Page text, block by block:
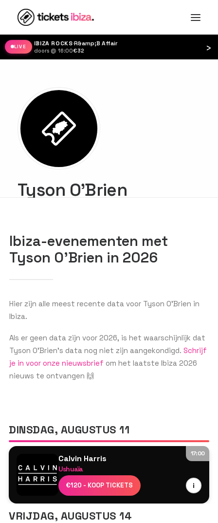
GET THE APP
LIVE IBIZA ROCKS·R&amp;B Affair
doors @ 16:00·€32 ›
Tyson O'Brien
Ibiza-evenementen met
Tyson O'Brien in 2026
Hier zijn alle meest recente data voor Tyson O'Brien in
Ibiza.
Als er geen data zijn voor 2026, is het waarschijnlijk dat
Tyson O'Brien’s data nog niet zijn aangekondigd. Schrijf
je in voor onze nieuwsbrief om het laatste Ibiza 2026
nieuws te ontvangen 🙌
DINSDAG, AUGUSTUS 11
17:00
Calvin Harris
Ushuaïa
€120 - KOOP TICKETS i
Calvin Harris
Diplo
Tyson O'Brien
VRIJDAG, AUGUSTUS 14